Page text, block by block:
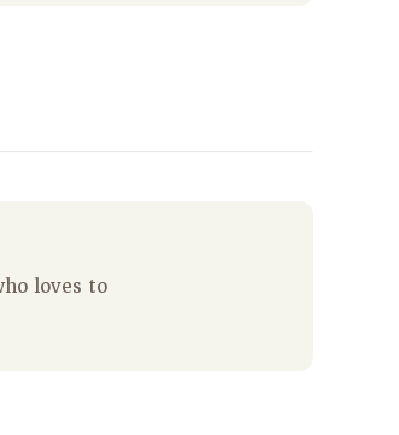
loves to